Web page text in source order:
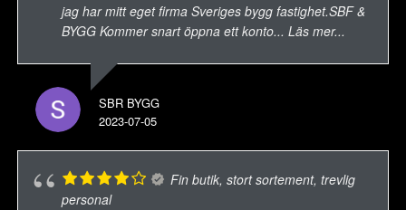
jag har mitt eget firma Sveriges bygg fastighet.SBF &
BYGG Kommer snart öppna ett konto... Läs mer...
SBR BYGG
2023-07-05
Fin butik, stort sortement, trevlig
personal